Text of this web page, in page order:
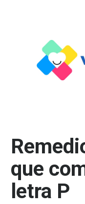
que
letra P